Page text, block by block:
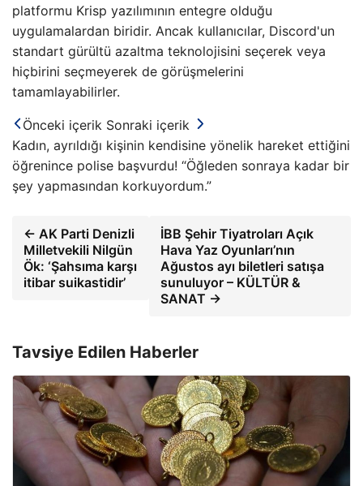
platformu Krisp yazılımının entegre olduğu
uygulamalardan biridir. Ancak kullanıcılar, Discord'un
standart gürültü azaltma teknolojisini seçerek veya
hiçbirini seçmeyerek de görüşmelerini
tamamlayabilirler.
Önceki içerik Sonraki içerik
Kadın, ayrıldığı kişinin kendisine yönelik hareket ettiğini
öğrenince polise başvurdu! “Öğleden sonraya kadar bir
şey yapmasından korkuyordum.”
← AK Parti Denizli
Milletvekili Nilgün
Ök: ‘Şahsıma karşı
itibar suikastidir’
İBB Şehir Tiyatroları Açık
Hava Yaz Oyunları’nın
Ağustos ayı biletleri satışa
sunuluyor – KÜLTÜR &
SANAT →
Tavsiye Edilen Haberler